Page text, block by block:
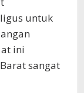
untuk
ini
sangat